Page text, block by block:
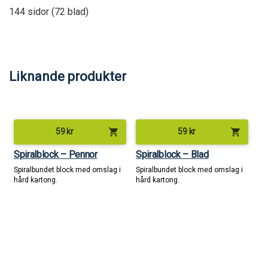
144 sidor (72 blad)
Liknande produkter
59 kr shopping_cart
Spiralblock – Pennor
Spiralbundet block med omslag i
hård kartong.
59 kr shopping_cart
Spiralblock – Blad
Spiralbundet block med omslag i
hård kartong.